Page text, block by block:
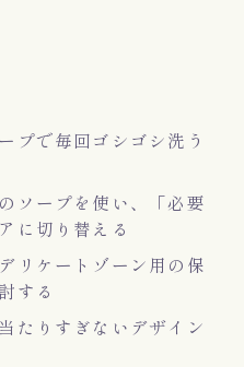
プで毎回ゴシゴシ洗う
ソープを使い、「必要
に切り替える
リケートゾーン用の保
する
たりすぎないデザイン